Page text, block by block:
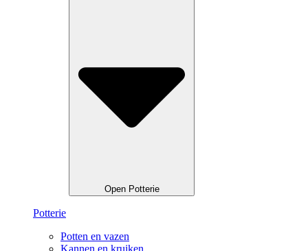
Open Potterie
Potterie
Potten en vazen